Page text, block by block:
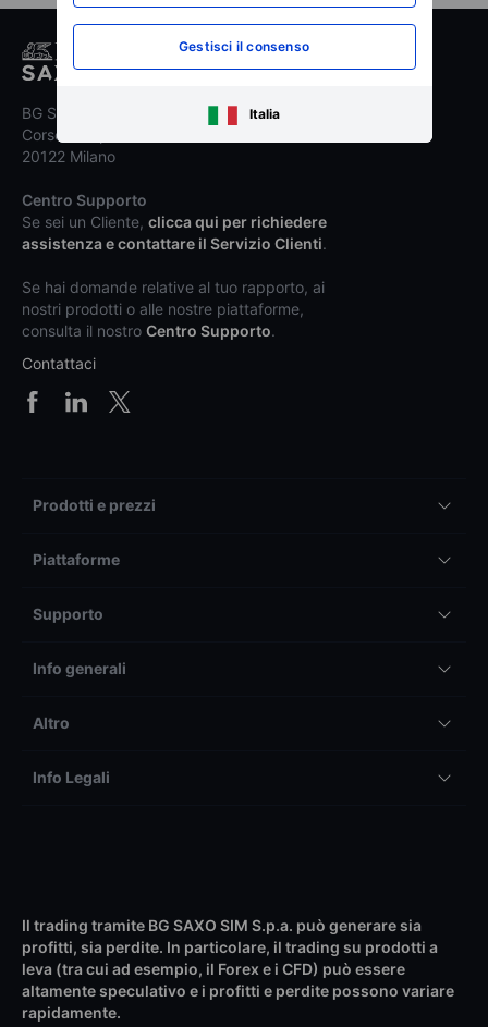
Gestisci il consenso
Italia
BG SAXO SIM S.p.A.
Corso Europa 22
20122 Milano
Centro Supporto
Se sei un Cliente, clicca qui per richiedere
assistenza e contattare il Servizio Clienti.
Se hai domande relative al tuo rapporto, ai
nostri prodotti o alle nostre piattaforme,
consulta il nostro Centro Supporto.
Contattaci
Prodotti e prezzi
Piattaforme
Supporto
Info generali
Altro
Info Legali
Il trading tramite BG SAXO SIM S.p.a. può generare sia
profitti, sia perdite. In particolare, il trading su prodotti a
leva (tra cui ad esempio, il Forex e i CFD) può essere
altamente speculativo e i profitti e perdite possono variare
rapidamente.